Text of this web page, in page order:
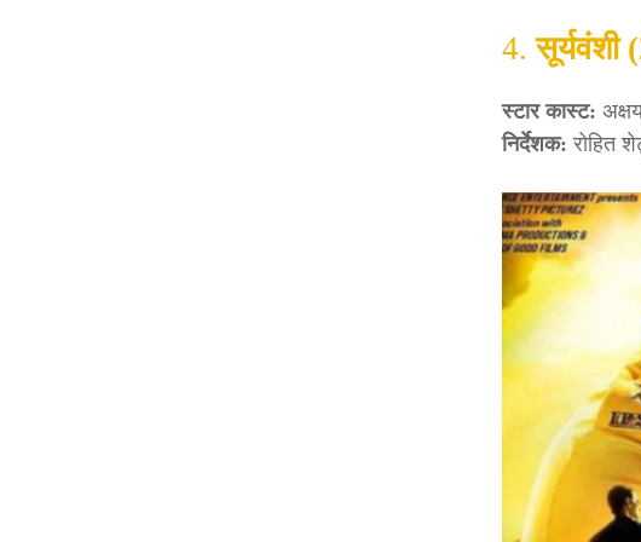
4.
स्टार कास्ट:
निर्देशक: रोहित